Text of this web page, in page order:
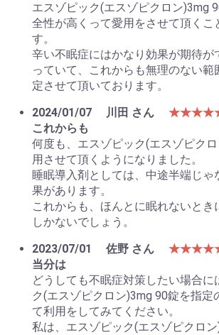
エスゾピック(エスゾピクロン)3mg
全性が高くって愛用をさせて頂くこ
す。
辛い不眠症にはかなり効果が期待が
っていて、これからも無理のない範
定させて頂いております。
2024/01/07
川田 さん
これからも
何度も、エスゾピック(エスゾピク
用させて頂くようになりました。
睡眠導入剤としては、中途半端じゃ
果があります。
これからも、ほんとに眠れないとき
しかないでしょう。
2023/07/01
佐野 さん
当分は
どうしても不眠症対策したい場合に
ク(エスゾピクロン)3mg 90錠を指定
て利用をしてみてください。
私は、エスゾピック(エスゾピクロ